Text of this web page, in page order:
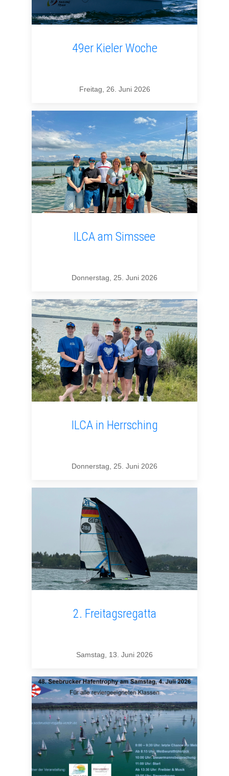
49er Kieler Woche
Freitag, 26. Juni 2026
ILCA am Simssee
Donnerstag, 25. Juni 2026
ILCA in Herrsching
Donnerstag, 25. Juni 2026
2. Freitagsregatta
Samstag, 13. Juni 2026